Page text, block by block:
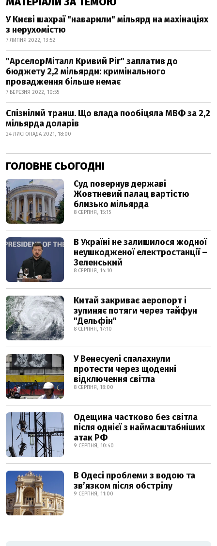
У Києві шахраї "наварили" мільярд на махінаціях
з нерухомістю
7 ЛИПНЯ 2022, 13:52
"АрселорМіталл Кривий Ріг" заплатив до
бюджету 2,2 мільярди: кримінального
провадження більше немає
7 БЕРЕЗНЯ 2022, 10:55
Спізнілий транш. Що влада пообіцяла МВФ за 2,2
мільярда доларів
24 ЛИСТОПАДА 2021, 18:00
ГОЛОВНЕ СЬОГОДНІ
Суд повернув державі
Жовтневий палац вартістю
близько мільярда
8 СЕРПНЯ, 15:15
В Україні не залишилося жодної
неушкодженої електростанції –
Зеленський
8 СЕРПНЯ, 14:10
Китай закриває аеропорт і
зупиняє потяги через тайфун
"Дельфін"
8 СЕРПНЯ, 17:10
У Венесуелі спалахнули
протести через щоденні
відключення світла
8 СЕРПНЯ, 18:00
Одещина частково без світла
після однієї з наймасштабніших
атак РФ
9 СЕРПНЯ, 10:40
В Одесі проблеми з водою та
звʼязком після обстрілу
9 СЕРПНЯ, 11:00